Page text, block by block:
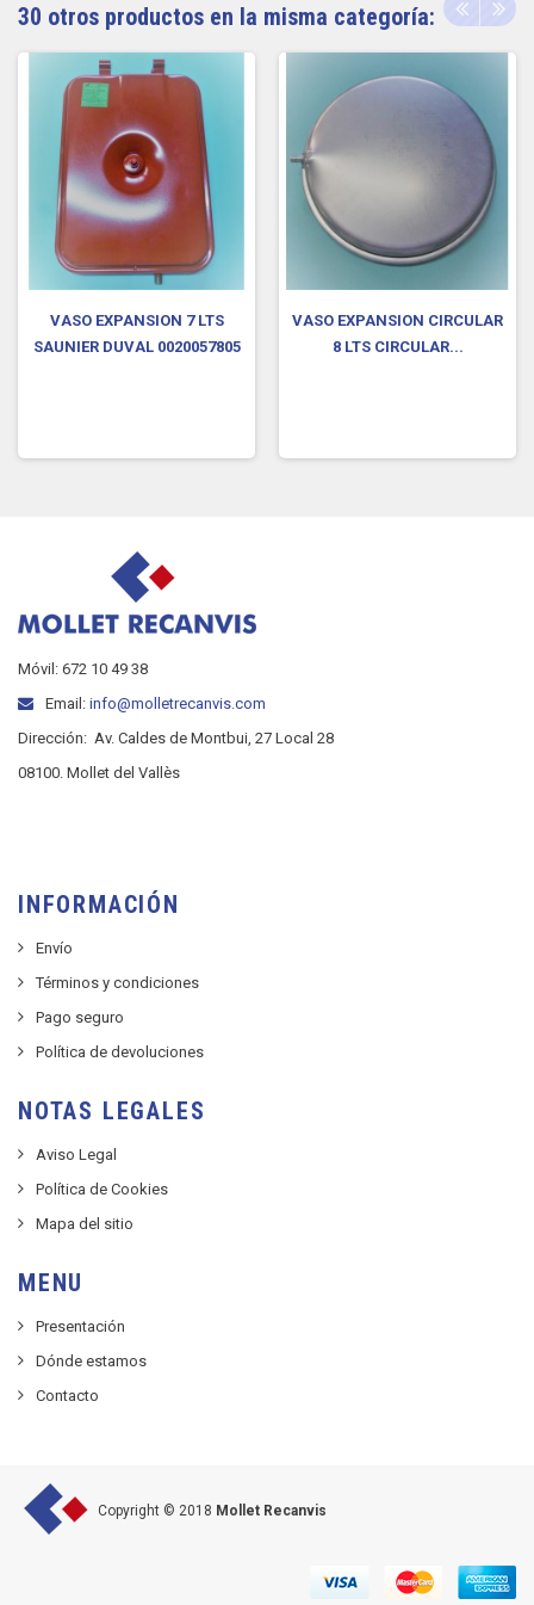
30 otros productos en la misma categoría:
VASO EXPANSION 7 LTS
SAUNIER DUVAL 0020057805
VASO EXPANSION CIRCULAR
8 LTS CIRCULAR...
Móvil: 672 10 49 38
Email: info@molletrecanvis.com
Dirección: Av. Caldes de Montbui, 27 Local 28
08100. Mollet del Vallès
INFORMACIÓN
Envío
Términos y condiciones
Pago seguro
Política de devoluciones
NOTAS LEGALES
Aviso Legal
Política de Cookies
Mapa del sitio
MENU
Presentación
Dónde estamos
Contacto
Copyright © 2018 Mollet Recanvis